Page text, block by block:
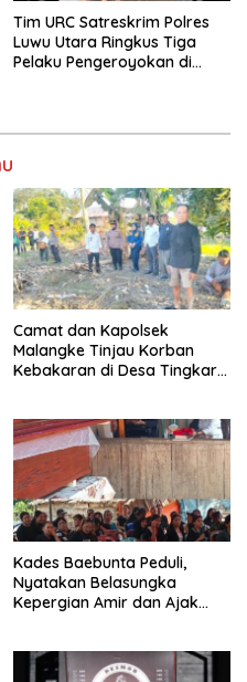
Tim URC Satreskrim Polres
Luwu Utara Ringkus Tiga
Pelaku Pengeroyokan di
Camat dan Kapolsek
Malangke Tinjau Korban
Kebakaran di Desa Tingkara,
Kades Baebunta Peduli,
Nyatakan Belasungka
Kepergian Amir dan Ajak